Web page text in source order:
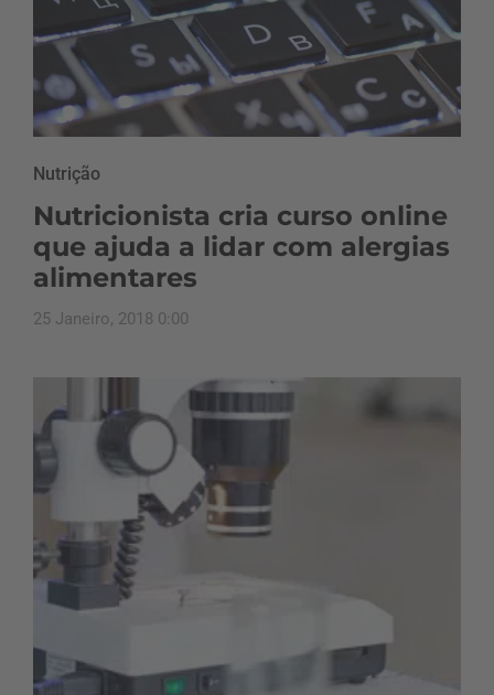
Nutrição
Nutricionista cria curso online
que ajuda a lidar com alergias
alimentares
25 Janeiro, 2018 0:00